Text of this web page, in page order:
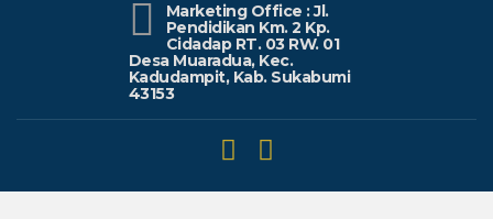
Marketing Office : Jl.
Pendidikan Km. 2 Kp.
Cidadap RT. 03 RW. 01
Desa Muaradua, Kec.
Kadudampit, Kab. Sukabumi
43153